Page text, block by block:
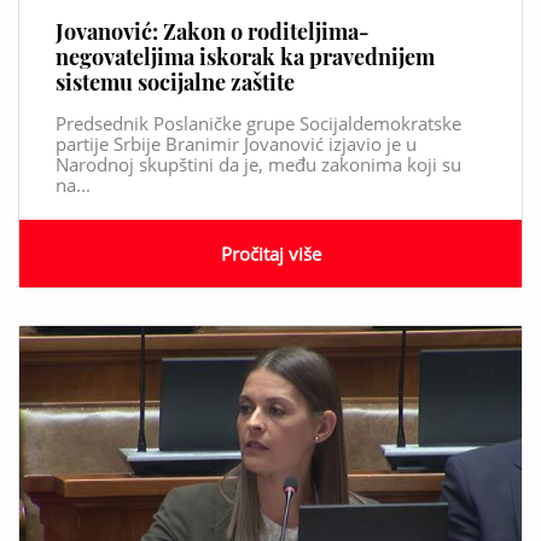
Jovanović: Zakon o roditeljima-
negovateljima iskorak ka pravednijem
sistemu socijalne zaštite
Predsednik Poslaničke grupe Socijaldemokratske
partije Srbije Branimir Jovanović izjavio je u
Narodnoj skupštini da je, među zakonima koji su
na...
Pročitaj više